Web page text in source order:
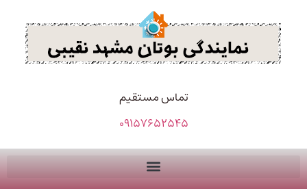
تماس مستقیم
09157652545